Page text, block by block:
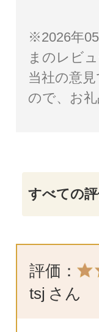
※2026年
まのレビ
当社の意
ので、お
評価：
tsj さん